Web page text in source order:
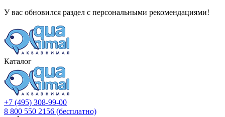
У вас обновился раздел с персональными рекомендациями!
Каталог
+7 (495) 308-99-00
8 800 550 2156 (бесплатно)